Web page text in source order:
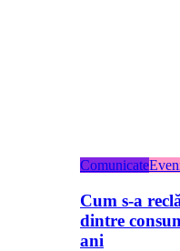
Comunicate
Cum s-a
dintre
ani